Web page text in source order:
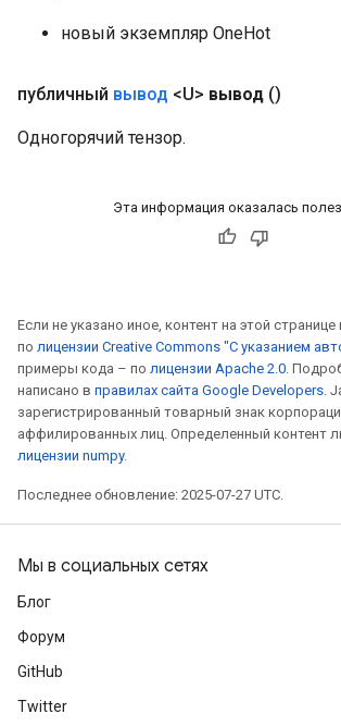
новый экземпляр OneHot
публичный вывод <U> вывод ()
Одногорячий тензор.
Эта информация оказалась
Если не указано иное, контент на этой
по лицензии Creative Commons "С указанием
примеры кода – по лицензии Apache 2.0.
написано в правилах сайта Google Developers.
зарегистрированный товарный знак
аффилированных лиц. Определенный контент
лицензии numpy.
Последнее обновление: 2025-07-27 UTC.
Мы в социальных сетях
Блог
Форум
GitHub
Twitter